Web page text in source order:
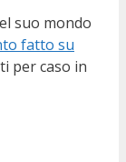
suo mondo
fatto su
per caso in